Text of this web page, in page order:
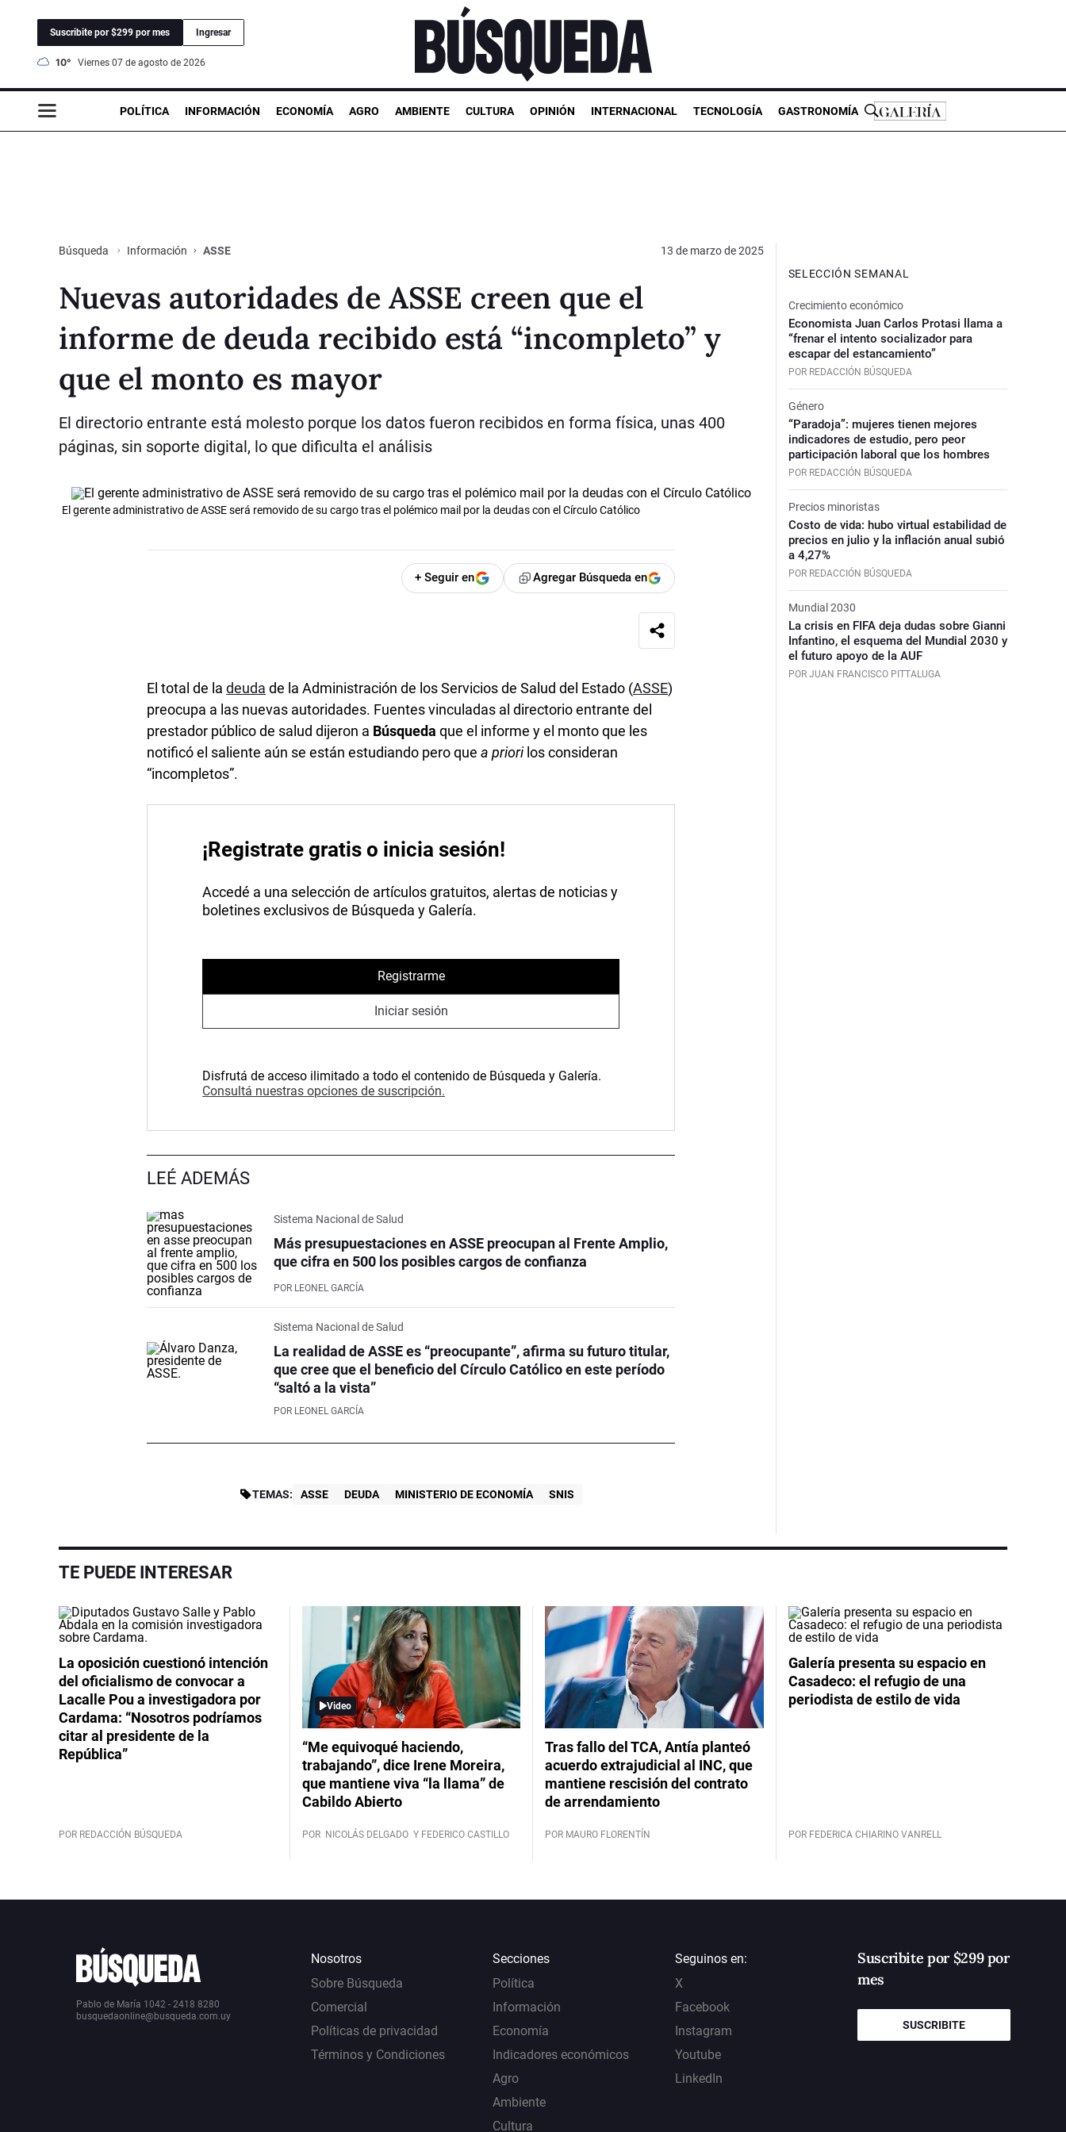
Suscribite por $299 por mes Ingresar
10° viernes 07 de agosto de 2026
POLÍTICA INFORMACIÓN ECONOMÍA AGRO AMBIENTE CULTURA OPINIÓN INTERNACIONAL TECNOLOGÍA GASTRONOMÍA
Búsqueda Información ASSE 13 de marzo de 2025
Nuevas autoridades de ASSE creen que el
informe de deuda recibido está “incompleto” y
que el monto es mayor
El directorio entrante está molesto porque los datos fueron recibidos en forma física, unas 400
páginas, sin soporte digital, lo que dificulta el análisis
El gerente administrativo de ASSE será removido de su cargo tras el polémico mail por la deudas con el Círculo Católico
+ Seguir en Agregar Búsqueda en
El total de ladeuda de la Administración de los Servicios de Salud del Estado (ASSE)
preocupa a las nuevas autoridades. Fuentes vinculadas al directorio entrante del
prestador público de salud dijeron a Búsquedaque el informe y el monto que les
notificó el saliente aún se están estudiando pero quea priorilos consideran
“incompletos”.
¡Registrate gratis o inicia sesión!
Accedé a una selección de artículos gratuitos, alertas de noticias y
boletines exclusivos de Búsqueda y Galería.
Registrarme
Iniciar sesión
Disfrutá de acceso ilimitado a todo el contenido de Búsqueda y Galería.
Consultá nuestras opciones de suscripción.
LEÉ ADEMÁS
Sistema Nacional de Salud
Más presupuestaciones en ASSE preocupan al Frente Amplio,
que cifra en 500 los posibles cargos de confianza
POR LEONEL GARCÍA
Sistema Nacional de Salud
La realidad de ASSE es “preocupante”, afirma su futuro titular,
que cree que el beneficio del Círculo Católico en este período
“saltó a la vista”
POR LEONEL GARCÍA
TEMAS: ASSE DEUDA MINISTERIO DE ECONOMÍA SNIS
SELECCIÓN SEMANAL
Crecimiento económico
Economista Juan Carlos Protasi llama a
“frenar el intento socializador para
escapar del estancamiento”
POR REDACCIÓN BÚSQUEDA
Género
“Paradoja”: mujeres tienen mejores
indicadores de estudio, pero peor
participación laboral que los hombres
POR REDACCIÓN BÚSQUEDA
Precios minoristas
Costo de vida: hubo virtual estabilidad de
precios en julio y la inflación anual subió
a 4,27%
POR REDACCIÓN BÚSQUEDA
Mundial 2030
La crisis en FIFA deja dudas sobre Gianni
Infantino, el esquema del Mundial 2030 y
el futuro apoyo de la AUF
POR JUAN FRANCISCO PITTALUGA
TE PUEDE INTERESAR
La oposición cuestionó intención
del oficialismo de convocar a
Lacalle Pou a investigadora por
Cardama: “Nosotros podríamos
citar al presidente de la
República”
POR REDACCIÓN BÚSQUEDA
Video
“Me equivoqué haciendo,
trabajando”, dice Irene Moreira,
que mantiene viva “la llama” de
Cabildo Abierto
POR NICOLÁS DELGADO Y FEDERICO CASTILLO
Tras fallo del TCA, Antía planteó
acuerdo extrajudicial al INC, que
mantiene rescisión del contrato
de arrendamiento
POR MAURO FLORENTÍN
Galería presenta su espacio en
Casadeco: el refugio de una
periodista de estilo de vida
POR FEDERICA CHIARINO VANRELL
Pablo de María 1042 - 2418 8280
busquedaonline@busqueda.com.uy
Nosotros
Sobre Búsqueda
Comercial
Políticas de privacidad
Términos y Condiciones
Secciones
Política
Información
Economía
Indicadores económicos
Agro
Ambiente
Cultura
Seguinos en:
X
Facebook
Instagram
Youtube
LinkedIn
Suscribite por $299 por
mes
SUSCRIBITE